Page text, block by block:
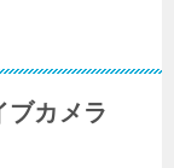
ブカメラ